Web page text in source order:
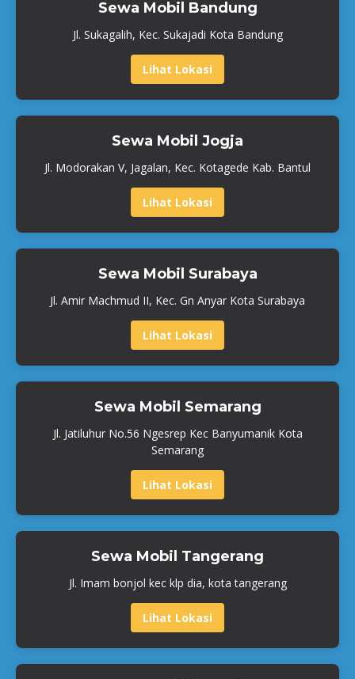
Sewa Mobil Bandung
Jl. Sukagalih, Kec. Sukajadi Kota Bandung
Lihat Lokasi
Sewa Mobil Jogja
Jl. Modorakan V, Jagalan, Kec. Kotagede Kab. Bantul
Lihat Lokasi
Sewa Mobil Surabaya
Jl. Amir Machmud II, Kec. Gn Anyar Kota Surabaya
Lihat Lokasi
Sewa Mobil Semarang
Jl. Jatiluhur No.56 Ngesrep Kec Banyumanik Kota
Semarang
Lihat Lokasi
Sewa Mobil Tangerang
Jl. Imam bonjol kec klp dia, kota tangerang
Lihat Lokasi